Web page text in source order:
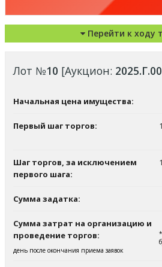
Перейти к ходу
Лот №10 [Аукцион:
Начальная цена имущества:
Первый шаг торгов:
Шаг торгов, за исключением
первого шага:
Сумма задатка:
Сумма затрат на организацию и
проведение торгов:
день после окончания приема заявок